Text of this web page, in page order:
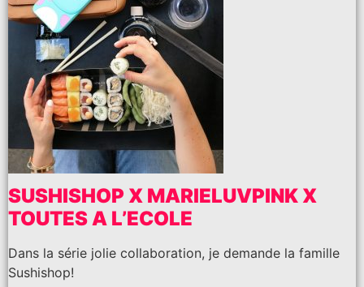
SUSHISHOP X MARIELUVPINK X
TOUTES A L’ECOLE
Dans la série jolie collaboration, je demande la famille
Sushishop!